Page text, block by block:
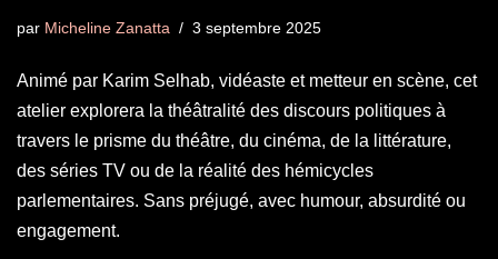
par Micheline Zanatta 3 septembre 2025
Animé par Karim Selhab, vidéaste et metteur en scène, cet
atelier explorera la théâtralité des discours politiques à
travers le prisme du théâtre, du cinéma, de la littérature,
des séries TV ou de la réalité des hémicycles
parlementaires. Sans préjugé, avec humour, absurdité ou
engagement.